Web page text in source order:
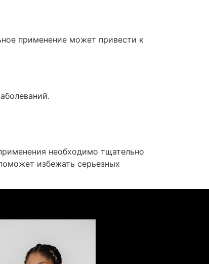
применение может привести к
необходимо тщательно
избежать серьезных